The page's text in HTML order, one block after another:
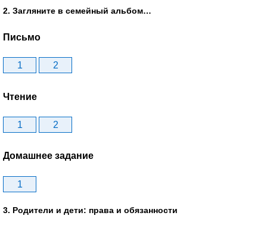
2. Загляните в семейный альбом…
Письмо
1 2
Чтение
1 2
Домашнее задание
1
3. Родители и дети: права и обязанности